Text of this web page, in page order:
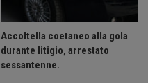
Accoltella coetaneo alla gola
durante litigio, arrestato
sessantenne.